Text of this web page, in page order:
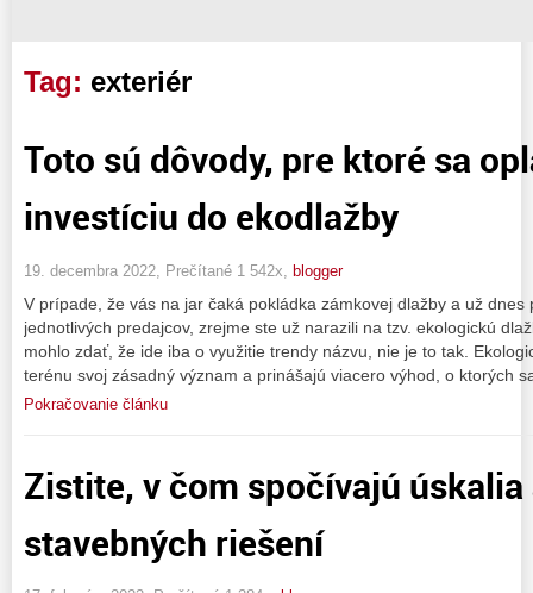
Tag: exteriér
Toto sú dôvody, pre ktoré sa
investíciu do ekodlažby
19. decembra 2022, Prečítané 1 542x, blogger
V prípade, že vás na jar čaká pokládka zámkovej dlažby a už dnes
jednotlivých predajcov, zrejme ste už narazili na tzv. ekologickú
mohlo zdať, že ide iba o využitie trendy názvu, nie je to tak.
terénu svoj zásadný význam a prinášajú viacero výhod, o ktorých
Pokračovanie článku
Zistite, v čom spočívajú
stavebných riešení